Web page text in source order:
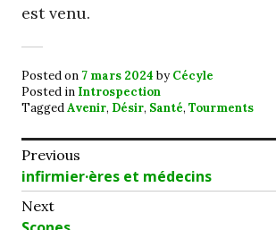
est venu.
Posted on 7 mars 2024 byCécyle
Posted in Introspection
TaggedAvenir, Désir, Santé, Tourments
Navigation
de
l’article
Previous
Previous
post:
infirmier·ères et médecins
Next
Next